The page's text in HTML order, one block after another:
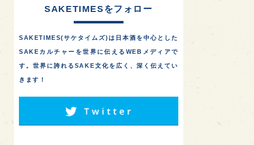
SAKETIMESをフォロー
SAKETIMES(サケタイムズ)は日本酒を中心とした
SAKEカルチャーを世界に伝えるWEBメディアで
す。世界に誇れるSAKE文化を広く、深く伝えてい
きます！